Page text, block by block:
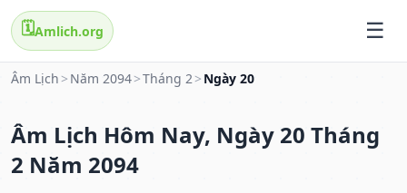
🗓️Amlich.org
Âm Lịch > Năm 2094>Tháng 2> Ngày 20
Âm Lịch Hôm Nay, Ngày 20 Tháng
2 Năm 2094